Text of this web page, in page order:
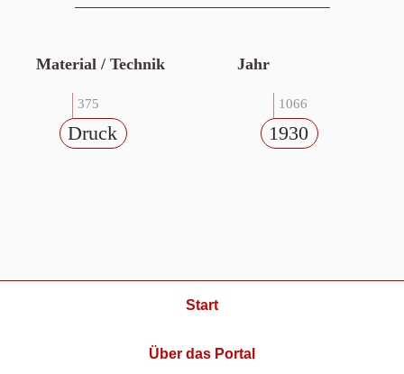
Material / Technik
375
Druck
Jahr
1066
1930
Start
Über das Portal